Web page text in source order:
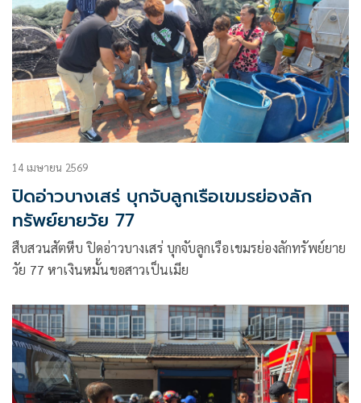
14 เมษายน 2569
ปิดอ่าวบางเสร่ บุกจับลูกเรือเขมรย่องลัก
ทรัพย์ยายวัย 77
สืบสวนสัตหีบ ปิดอ่าวบางเสร่ บุกจับลูกเรือเขมรย่องลักทรัพย์ยาย
วัย 77 หาเงินหมั้นขอสาวเป็นเมีย